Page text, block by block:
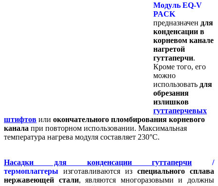
Модуль EQ-V
PACK
предназначен для
конденсации в
корневом канале
нагретой
гуттаперчи.
Кроме того, его
можно
использовать для
обрезания
излишков
гуттаперчевых
штифтов или окончательного пломбирования корневого
канала при повторном использовании. Максимальная
температура нагрева модуля составляет 230°С.
Насадки для конденсации гуттаперчи /
термоплаггеры изготавливаются из специального сплава
нержавеющей стали, являются многоразовыми и должны